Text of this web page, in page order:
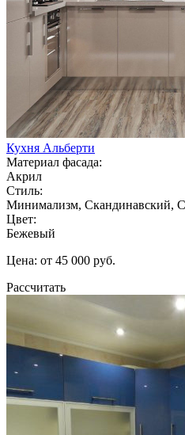
Кухня Альберти
Материал фасада:
Акрил
Стиль:
Минимализм, Скандинавский,
Цвет:
Бежевый
Цена: от 45 000 руб.
Рассчитать